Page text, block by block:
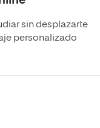
sin desplazarte
personalizado